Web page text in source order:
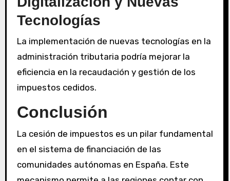
Tecnologías
La implementación de nuevas tecnologías en la
administración tributaria podría mejorar la
eficiencia en la recaudación y gestión de los
impuestos cedidos.
Conclusión
La cesión de impuestos es un pilar fundamental
en el sistema de financiación de las
comunidades autónomas en España. Este